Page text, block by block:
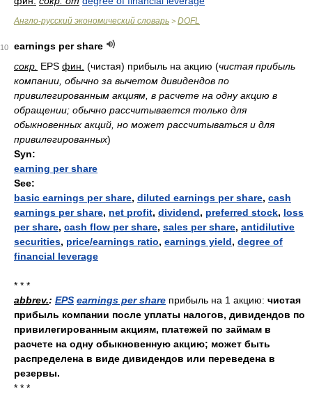
Англо-русский экономический словарь > DOFL
10
earnings per share
сокр. EPS фин. (чистая) прибыль на акцию (чистая прибыль
компании, обычно за вычетом дивидендов по
привилегированным акциям, в расчете на одну акцию в
обращении; обычно рассчитывается только для
обыкновенных акций, но может рассчитываться и для
привилегированных)
Syn:
earning per share
See:
basic earnings per share, diluted earnings per share, cash
earnings per share, net profit, dividend, preferred stock, loss
per share, cash flow per share, sales per share, antidilutive
securities, price/earnings ratio, earnings yield, degree of
financial leverage
* * *
abbrev.: EPS earnings per share прибыль на 1 акцию: чистая
прибыль компании после уплаты налогов, дивидендов по
привилегированным акциям, платежей по займам в
расчете на одну обыкновенную акцию; может быть
распределена в виде дивидендов или переведена в
резервы.
* * *